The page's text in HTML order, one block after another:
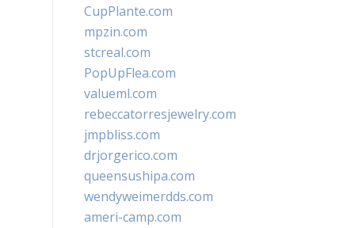
CupPlante.com
mpzin.com
stcreal.com
PopUpFlea.com
valueml.com
rebeccatorresjewelry.com
jmpbliss.com
drjorgerico.com
queensushipa.com
wendyweimerdds.com
ameri-camp.com